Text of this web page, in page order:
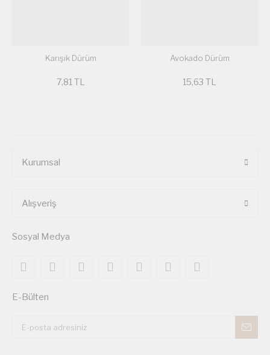
Karışık Dürüm
7,81 TL
Avokado Dürüm
15,63 TL
Kurumsal
Alışveriş
Sosyal Medya
E-Bülten